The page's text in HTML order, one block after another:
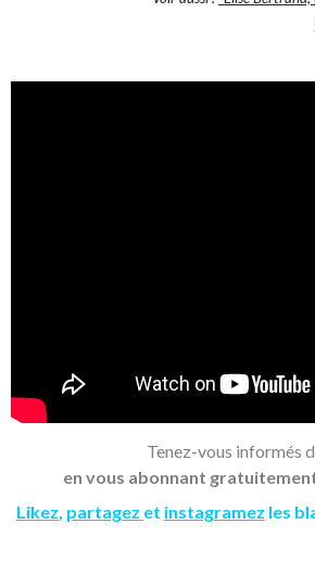
Tenez-vous informés
en vous abonnant
Likez, partagez et instagramez les